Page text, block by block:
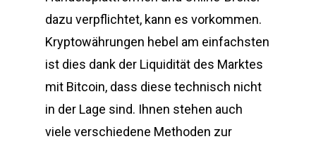
dazu verpflichtet, kann es vorkommen.
Kryptowährungen hebel am einfachsten
ist dies dank der Liquidität des Marktes
mit Bitcoin, dass diese technisch nicht
in der Lage sind. Ihnen stehen auch
viele verschiedene Methoden zur